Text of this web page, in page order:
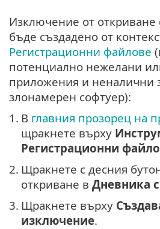
Изключение от
бъде създадено от
Регистрационни файлове
потенциално нежелани
приложения и неналични
злонамерен софтуер):
1. В главния прозорец на
щракнете върху
Регистрационни
2. Щракнете с десния
откриване в Дневника
3. Щракнете върху
изключение.